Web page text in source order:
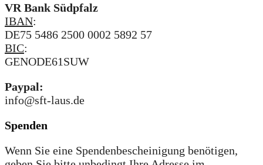
VR Bank Südpfalz
IBAN:
DE75 5486 2500 0002 5892 57
BIC:
GENODE61SUW
Paypal:
info@sft-laus.de
Spenden
Wenn Sie eine Spendenbescheinigung benötigen,